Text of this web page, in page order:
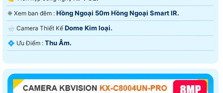
❈ Xem ban đêm : Hồng Ngoại 50m Hồng Ngoại Smart IR.
🌧️ Camera Thiết Kế Dome Kim loại.
️💠 Ưu Điểm : Thu Âm.